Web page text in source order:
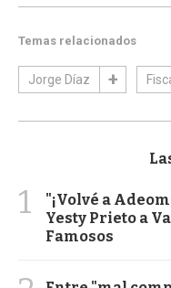
Temas relacionados
Jorge Díaz
1
"¡Volvé a
Yesty Prieto a
Famosos